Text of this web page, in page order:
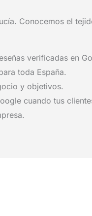
Conocemos el
verificadas en
toda España.
y objetivos.
cuando tus